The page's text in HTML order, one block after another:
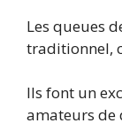
Les queues
traditionnel,
Ils font un
amateurs de